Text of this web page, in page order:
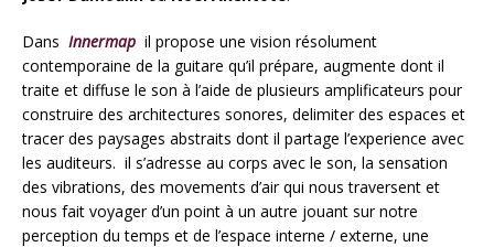
Dans Innermap il propose une vision résolument
contemporaine de la guitare qu’il prépare, augmente dont il
traite et diffuse le son à l’aide de plusieurs amplificateurs pour
construire des architectures sonores, delimiter des espaces et
tracer des paysages abstraits dont il partage l’experience avec
les auditeurs. il s’adresse au corps avec le son, la sensation
des vibrations, des movements d’air qui nous traversent et
nous fait voyager d’un point à un autre jouant sur notre
perception du temps et de l’espace interne / externe, une